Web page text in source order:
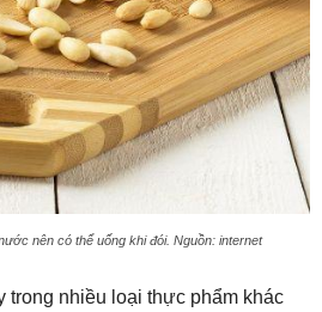
nên có thể uống khi đói. Nguồn: internet
trong nhiều loại thực phẩm khác